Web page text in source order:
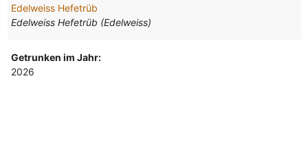
Edelweiss Hefetrüb
Edelweiss Hefetrüb (Edelweiss)
Getrunken im Jahr:
2026